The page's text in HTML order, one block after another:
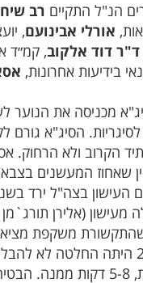
הנ"ל התקיים רב שיח
אורלי אבינועם,
ד"ר דוד אלקוב, קמ״ד
בידיעות אחרונות,
מכניסה את
הסיג"א גורם
הקרוב ולא הרחוק.
העישון בצה"ל ירד
מעישון (אלירן
שהתקשורת משקפת
ביטוי. ב-2011 היתה